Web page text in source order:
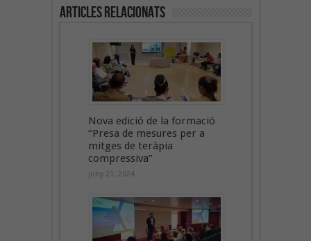
Articles Relacionats
Nova edició de la formació
“Presa de mesures per a
mitges de teràpia
compressiva”
juny 21, 2024